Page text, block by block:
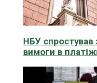
НБУ спростував
вимоги в